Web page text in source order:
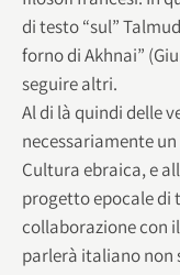
di testo “sul”
forno di Akhnai”
seguire altri.
Al di là quindi delle
necessariamente
Cultura ebraica, e
progetto epocale di
collaborazione con
parlerà italiano non